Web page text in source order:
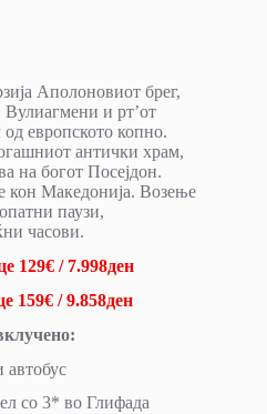
Аполоновиот брег,
и рт’от
европското копно.
антички храм,
на богот Посејдон.
кон Македонија. Возење
паузи,
часови.
129€ / 7.998ден
159€ / 9.858ден
автобус
со 3* во Глифада